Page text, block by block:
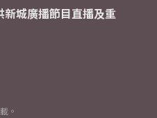
城廣播節目直播及重
。